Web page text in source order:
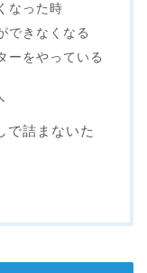
なった時
できなくなる
ーをやっている
で詰まないた